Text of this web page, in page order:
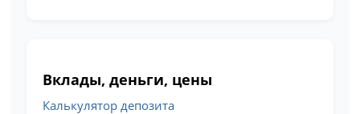
Вклады, деньги, цены
Калькулятор депозита